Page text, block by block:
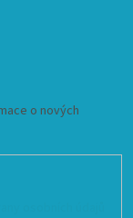
o nových